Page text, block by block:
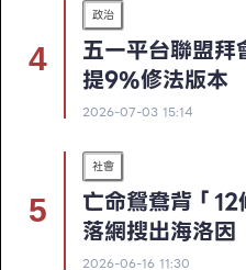
政治
五一平台聯盟
提9%修法版本
2026-07-03 15:14
社會
亡命鴛鴦背「
落網搜出海洛因
2026-06-16 11:30